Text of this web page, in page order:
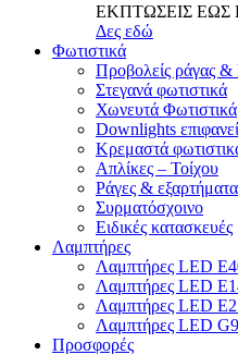
ΕΚΠΤΩΣΕΙΣ ΕΩΣ
Δες εδώ
Φωτιστικά
Προβολείς ράγας &
Στεγανά φωτιστικά
Χωνευτά Φωτιστικά
Downlights
Κρεμαστά
Απλίκες – Τοίχου
Ράγες & εξαρτήματα
Συρματόσχοινο
Ειδικές κατασκευές
Λαμπτήρες
Λαμπτήρες LED
Λαμπτήρες LED
Λαμπτήρες LED
Λαμπτήρες LED G9
Προσφορές